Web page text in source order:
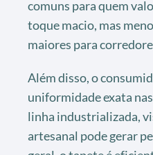
comuns para quem
toque macio, mas
maiores para
Além disso, o
uniformidade exata
linha industrializada,
artesanal pode gerar